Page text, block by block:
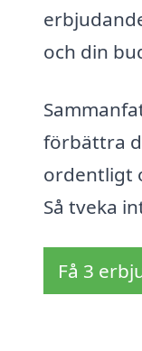
och din
förbättra
ordentligt
Så tveka
Få 3